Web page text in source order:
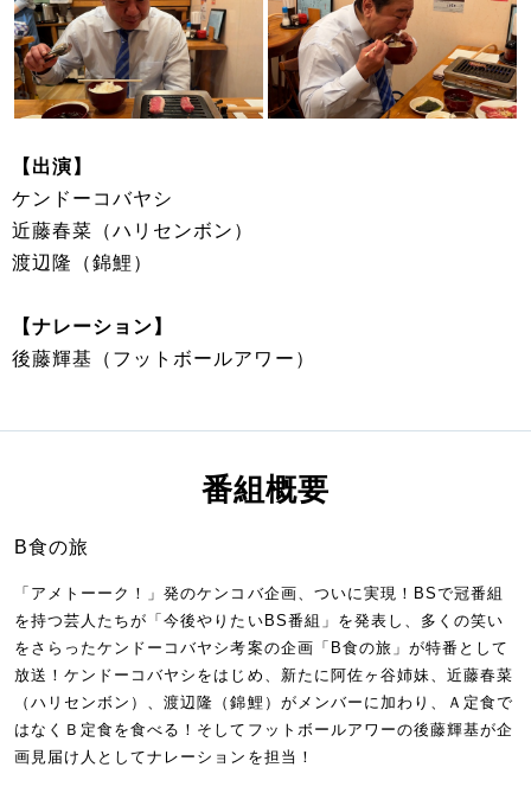
【出演】
ケンドーコバヤシ
近藤春菜（ハリセンボン）
渡辺隆（錦鯉）
【ナレーション】
後藤輝基（フットボールアワー）
番組概要
B食の旅
「アメトーーク！」発のケンコバ企画、ついに実現！BSで冠番組
を持つ芸人たちが「今後やりたいBS番組」を発表し、多くの笑い
をさらったケンドーコバヤシ考案の企画「B食の旅」が特番として
放送！ケンドーコバヤシをはじめ、新たに阿佐ヶ谷姉妹、近藤春菜
（ハリセンボン）、渡辺隆（錦鯉）がメンバーに加わり、Ａ定食で
はなくＢ定食を食べる！そしてフットボールアワーの後藤輝基が企
画見届け人としてナレーションを担当！